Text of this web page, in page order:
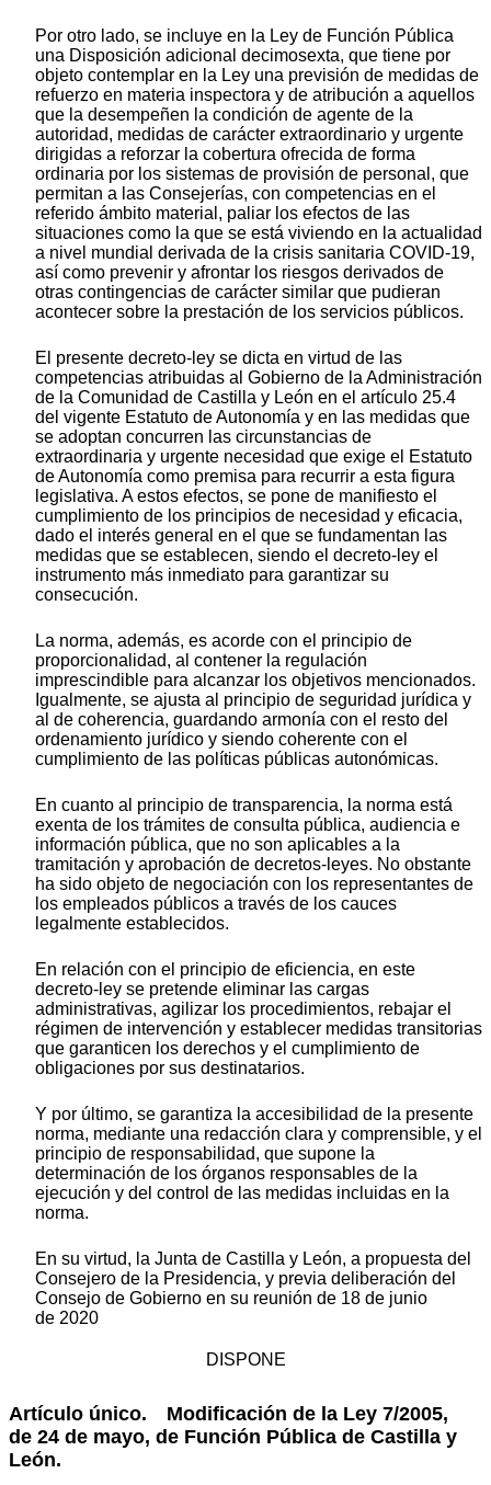
Por otro lado, se incluye en la Ley de Función Pública
una Disposición adicional decimosexta, que tiene por
objeto contemplar en la Ley una previsión de medidas de
refuerzo en materia inspectora y de atribución a aquellos
que la desempeñen la condición de agente de la
autoridad, medidas de carácter extraordinario y urgente
dirigidas a reforzar la cobertura ofrecida de forma
ordinaria por los sistemas de provisión de personal, que
permitan a las Consejerías, con competencias en el
referido ámbito material, paliar los efectos de las
situaciones como la que se está viviendo en la actualidad
a nivel mundial derivada de la crisis sanitaria COVID-19,
así como prevenir y afrontar los riesgos derivados de
otras contingencias de carácter similar que pudieran
acontecer sobre la prestación de los servicios públicos.
El presente decreto-ley se dicta en virtud de las
competencias atribuidas al Gobierno de la Administración
de la Comunidad de Castilla y León en el artículo 25.4
del vigente Estatuto de Autonomía y en las medidas que
se adoptan concurren las circunstancias de
extraordinaria y urgente necesidad que exige el Estatuto
de Autonomía como premisa para recurrir a esta figura
legislativa. A estos efectos, se pone de manifiesto el
cumplimiento de los principios de necesidad y eficacia,
dado el interés general en el que se fundamentan las
medidas que se establecen, siendo el decreto-ley el
instrumento más inmediato para garantizar su
consecución.
La norma, además, es acorde con el principio de
proporcionalidad, al contener la regulación
imprescindible para alcanzar los objetivos mencionados.
Igualmente, se ajusta al principio de seguridad jurídica y
al de coherencia, guardando armonía con el resto del
ordenamiento jurídico y siendo coherente con el
cumplimiento de las políticas públicas autonómicas.
En cuanto al principio de transparencia, la norma está
exenta de los trámites de consulta pública, audiencia e
información pública, que no son aplicables a la
tramitación y aprobación de decretos-leyes. No obstante
ha sido objeto de negociación con los representantes de
los empleados públicos a través de los cauces
legalmente establecidos.
En relación con el principio de eficiencia, en este
decreto-ley se pretende eliminar las cargas
administrativas, agilizar los procedimientos, rebajar el
régimen de intervención y establecer medidas transitorias
que garanticen los derechos y el cumplimiento de
obligaciones por sus destinatarios.
Y por último, se garantiza la accesibilidad de la presente
norma, mediante una redacción clara y comprensible, y el
principio de responsabilidad, que supone la
determinación de los órganos responsables de la
ejecución y del control de las medidas incluidas en la
norma.
En su virtud, la Junta de Castilla y León, a propuesta del
Consejero de la Presidencia, y previa deliberación del
Consejo de Gobierno en su reunión de 18 de junio
de 2020
DISPONE
Artículo único. Modificación de la Ley 7/2005,
de 24 de mayo, de Función Pública de Castilla y
León.